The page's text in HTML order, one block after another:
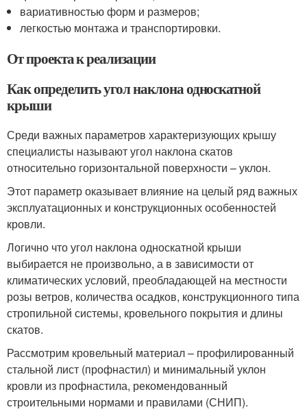
вариативностью форм и размеров;
легкостью монтажа и транспортировки.
От проекта к реализации
Как определить угол наклона односкатной
крыши
Среди важных параметров характеризующих крышу
специалисты называют угол наклона скатов
относительно горизонтальной поверхности – уклон.
Этот параметр оказывает влияние на целый ряд важных
эксплуатационных и конструкционных особенностей
кровли.
Логично что угол наклона односкатной крыши
выбирается не произвольно, а в зависимости от
климатических условий, преобладающей на местности
розы ветров, количества осадков, конструкционного типа
стропильной системы, кровельного покрытия и длины
скатов.
Рассмотрим кровельный материал – профилированный
стальной лист (профнастил) и минимальный уклон
кровли из профнастила, рекомендованный
строительными нормами и правилами (СНИП).